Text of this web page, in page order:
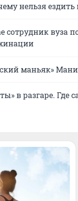
нельзя ездить
сотрудник вуза
маньяк»
в разгаре.